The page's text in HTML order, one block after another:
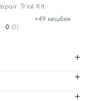
Trial Kit
+49 кешбек
0 (0)